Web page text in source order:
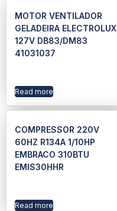
MOTOR VENTILADOR
GELADEIRA ELECTROLUX
127V DB83/DM83
41031037
Read more
COMPRESSOR 220V
60HZ R134A 1/10HP
EMBRACO 310BTU
EMIS30HHR
Read more